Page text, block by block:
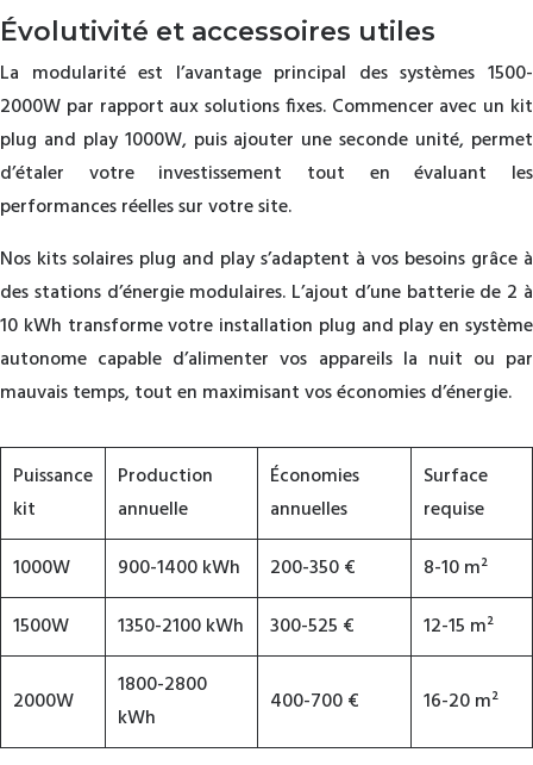
Évolutivité et accessoires utiles
La modularité est l’avantage principal des systèmes 1500-
2000W par rapport aux solutions fixes. Commencer avec un kit
plug and play 1000W, puis ajouter une seconde unité, permet
d’étaler votre investissement tout en évaluant les
performances réelles sur votre site.
Nos kits solaires plug and play s’adaptent à vos besoins grâce à
des stations d’énergie modulaires. L’ajout d’une batterie de 2 à
10 kWh transforme votre installation plug and play en système
autonome capable d’alimenter vos appareils la nuit ou par
mauvais temps, tout en maximisant vos économies d’énergie.
Puissance
kit
Production
annuelle
Économies
annuelles
Surface
requise
1000W
900-1400 kWh 200-350 €
8-10 m²
1500W
1350-2100 kWh 300-525 € 12-15 m²
2000W
1800-2800
kWh
400-700 € 16-20 m²